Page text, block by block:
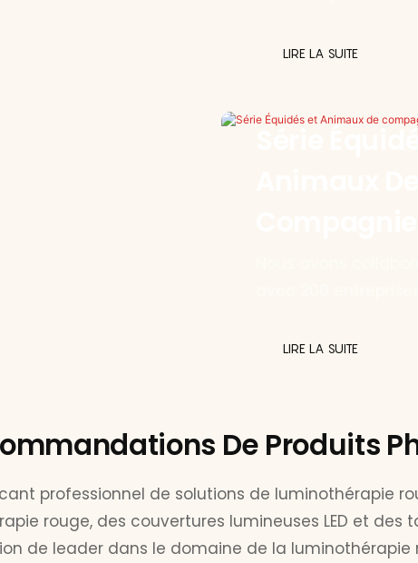
LIRE LA SUITE
secteurs d'activité.
LIRE LA SUITE
De Produits
professionnel de solutions de luminothérapie
rouge, des couvertures lumineuses LED et des
de leader dans le domaine de la luminothérapie